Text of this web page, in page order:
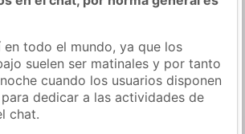
en todo el mundo, ya que los
suelen ser matinales y por tanto
cuando los usuarios disponen
dedicar a las actividades de
chat.